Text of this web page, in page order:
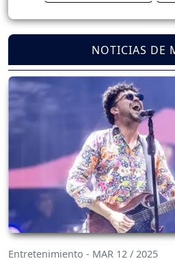
NOTICIAS DE
Entretenimiento - MAR 12 / 2025